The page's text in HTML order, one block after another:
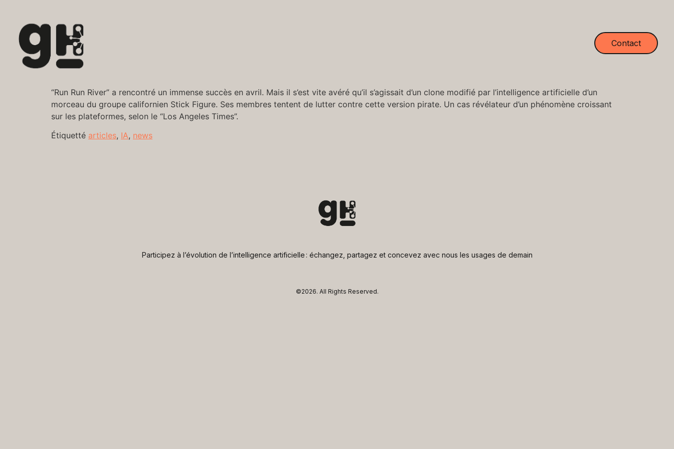
Contact
“Run Run River” a rencontré un immense succès en avril. Mais il s’est vite avéré qu’il s’agissait d’un clone modifié par l’intelligence artificielle d’un
morceau du groupe californien Stick Figure. Ses membres tentent de lutter contre cette version pirate. Un cas révélateur d’un phénomène croissant
sur les plateformes, selon le “Los Angeles Times”.
Étiquetté articles, IA, news
Participez à l’évolution de l’intelligence artificielle : échangez, partagez et concevez avec nous les usages de demain
©2026. All Rights Reserved.